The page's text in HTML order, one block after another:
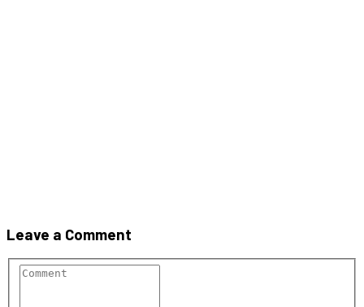
Leave a Comment